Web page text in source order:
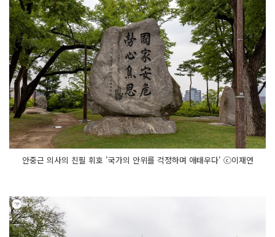
안중근 의사의 친필 휘호 '국가의 안위를 걱정하며 애태우다' ⓒ이재연